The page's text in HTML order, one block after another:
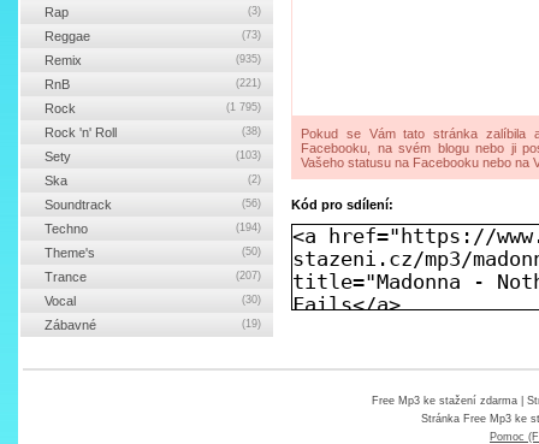
Pokud se Vám tato stránka zalíbila
Facebooku, na svém blogu nebo ji
Vašeho statusu na Facebooku nebo na
Kód pro sdílení:
Rap (3)
Reggae (73)
Remix (935)
RnB (221)
Rock (1 795)
Rock 'n' Roll (38)
Sety (103)
Ska (2)
Soundtrack (56)
Techno (194)
Theme's (50)
Trance (207)
Vocal (30)
Zábavné (19)
Free Mp3 ke stažení zdarma|
Stránka Free Mp3 ke
Pomoc